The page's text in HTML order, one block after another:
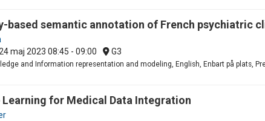
based semantic annotation of French psychiatric
maj 2023 08:45 - 09:00 G3
and Information representation and modeling, English, Enbart på plats,
Learning for Medical Data Integration